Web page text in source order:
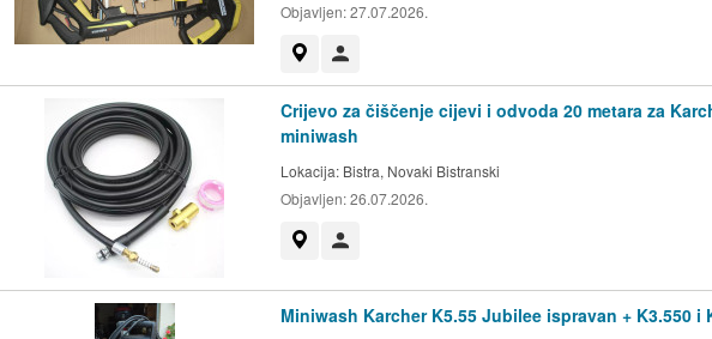
Objavljen:27.07.2026.
Crijevo za čiščenje cijevi i odvoda 20 metara za
miniwash
Lokacija: Bistra, Novaki Bistranski
Objavljen:26.07.2026.
Miniwash Karcher K5.55 Jubilee ispravan + K3.550 i